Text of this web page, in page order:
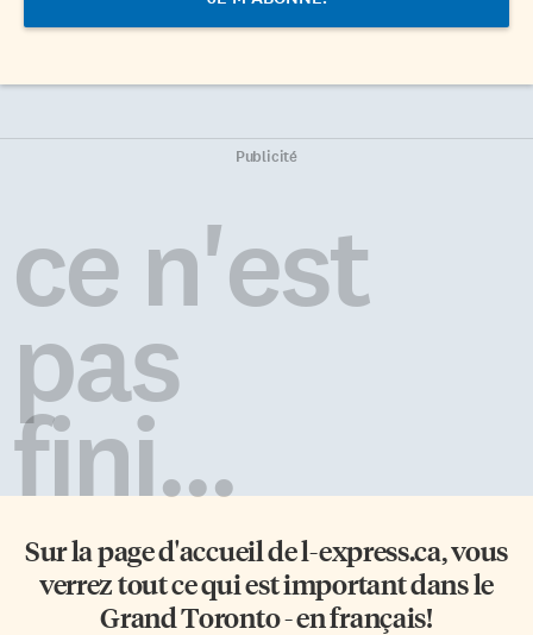
Publicité
ce n'est
pas
fini...
Sur la page d'accueil del-express.ca, vous
verrez tout ce qui est important dans le
Grand Toronto - en français!